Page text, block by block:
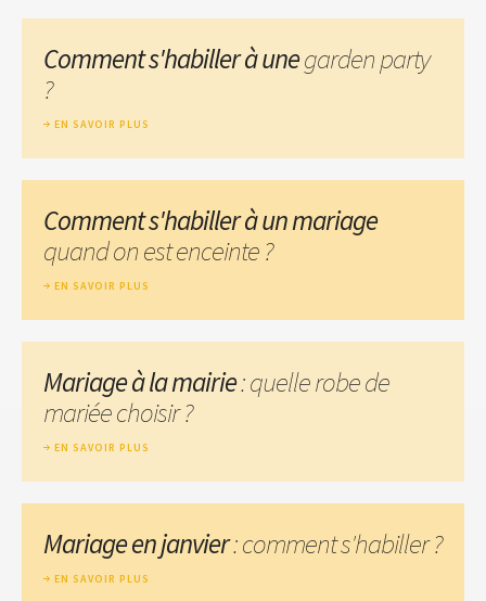
Comment s'habiller à unegarden party
?
EN SAVOIR PLUS
Comment s'habiller à un mariage
quand on est enceinte ?
EN SAVOIR PLUS
Mariage à la mairie: quelle robe de
mariée choisir ?
EN SAVOIR PLUS
Mariage en janvier: comment s'habiller ?
EN SAVOIR PLUS